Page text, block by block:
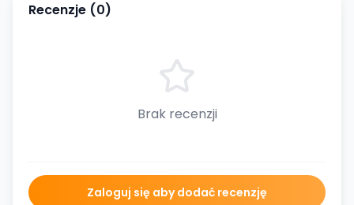
Recenzje (0)
Brak recenzji
Zaloguj się aby dodać recenzję